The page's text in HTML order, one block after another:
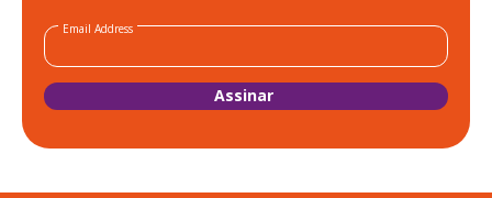
Email Address